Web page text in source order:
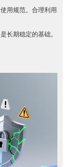
用规范。合理利用
长期稳定的基础。